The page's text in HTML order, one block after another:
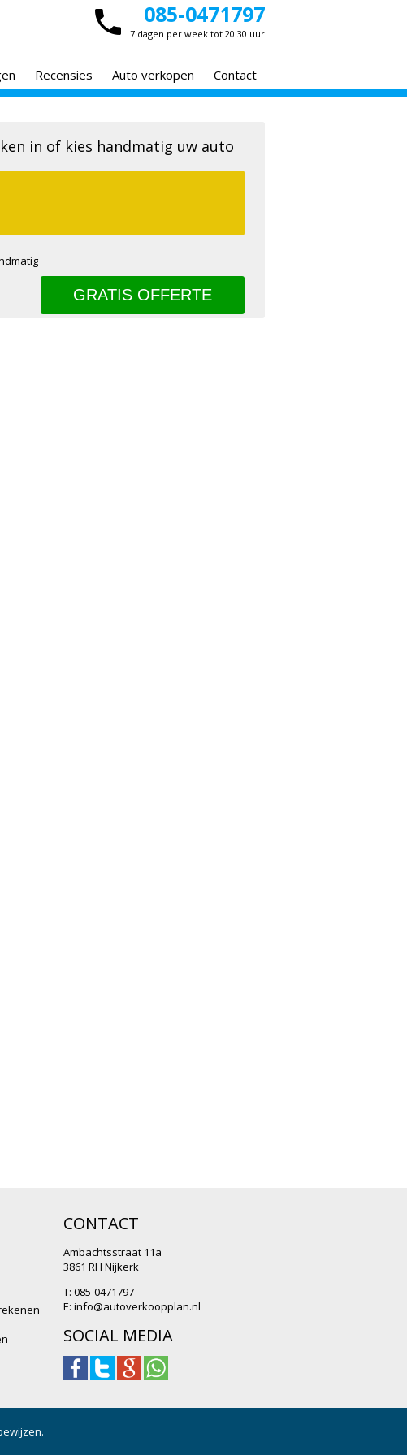
085-0471797
7 dagen per week tot 20:30 uur
Recensies Auto verkopen Contact
in of kies handmatig uw auto
CONTACT
Ambachtsstraat 11a
3861 RH Nijkerk
T: 085-0471797
E: info@autoverkoopplan.nl
SOCIAL MEDIA